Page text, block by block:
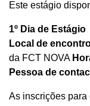
Este estágio
1º Dia de Estágio
Local de
da FCT NOVA
Pessoa de
As inscrições para